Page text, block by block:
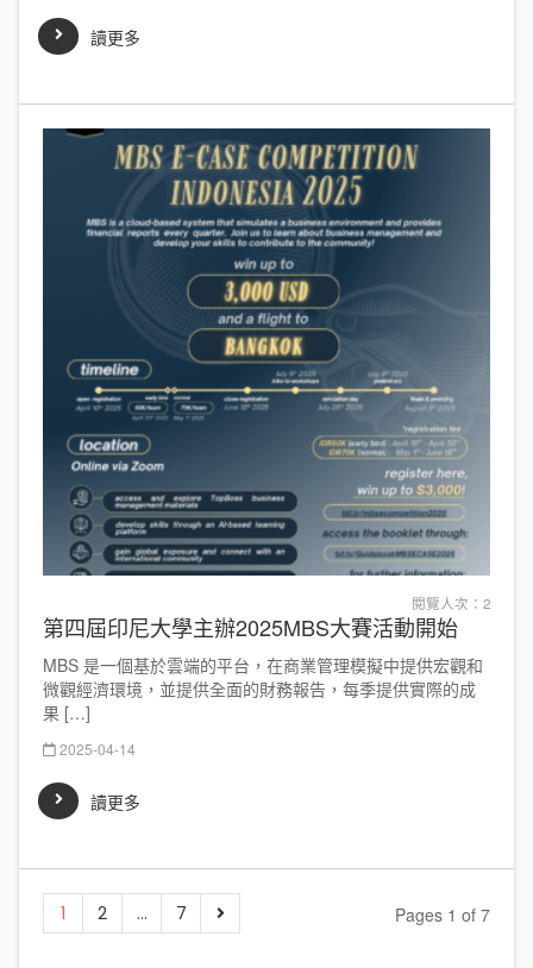
讀更多
閱覽人次：2
第四屆印尼大學主辦2025MBS大賽活動開始
MBS 是一個基於雲端的平台，在商業管理模擬中提供宏觀和
微觀經濟環境，並提供全面的財務報告，每季提供實際的成
果 […]
2025-04-14
讀更多
Pages 1 of 7
1 2 ... 7